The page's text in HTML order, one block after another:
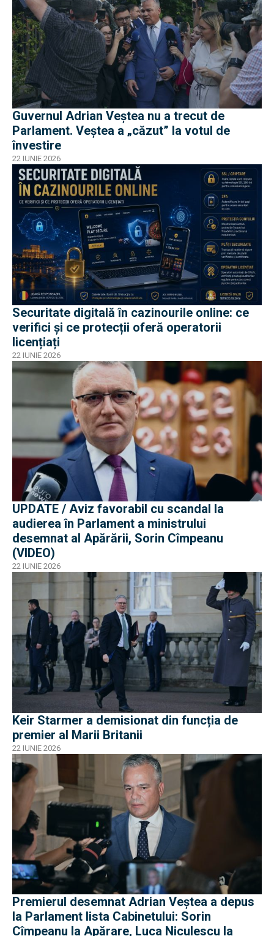
Guvernul Adrian Veștea nu a trecut de
Parlament. Veștea a „căzut” la votul de
învestire
22 IUNIE 2026
Securitate digitală în cazinourile online: ce
verifici și ce protecții oferă operatorii
licențiați
22 IUNIE 2026
UPDATE / Aviz favorabil cu scandal la
audierea în Parlament a ministrului
desemnat al Apărării, Sorin Cîmpeanu
(VIDEO)
22 IUNIE 2026
Keir Starmer a demisionat din funcția de
premier al Marii Britanii
22 IUNIE 2026
Premierul desemnat Adrian Veștea a depus
la Parlament lista Cabinetului: Sorin
Cîmpeanu la Apărare, Luca Niculescu la